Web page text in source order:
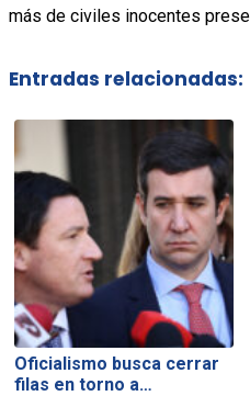
más de civiles inocentes
Entradas relacionadas:
Oficialismo busca cerrar
filas en torno a…